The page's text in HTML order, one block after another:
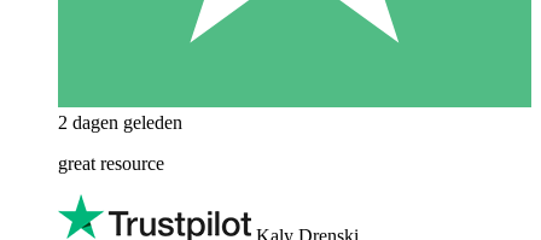
2 dagen geleden
great resource
Kaly Drenski